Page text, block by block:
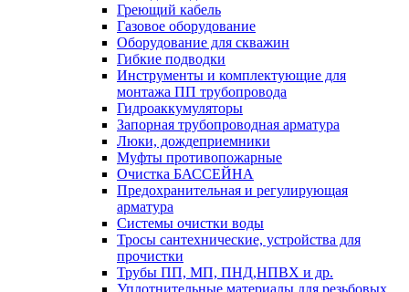
Греющий кабель
Газовое оборудование
Оборудование для скважин
Гибкие подводки
Инструменты и комплектующие для
монтажа ПП трубопровода
Гидроаккумуляторы
Запорная трубопроводная арматура
Люки, дождеприемники
Муфты противопожарные
Очистка БАССЕЙНА
Предохранительная и регулирующая
арматура
Системы очистки воды
Тросы сантехнические, устройства для
прочистки
Трубы ПП, МП, ПНД,НПВХ и др.
Уплотнительные материалы для резьбовых